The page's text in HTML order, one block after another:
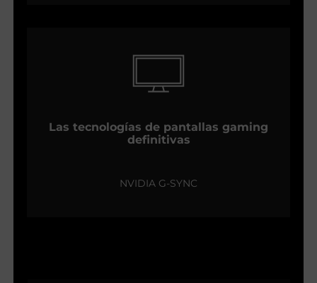
Las tecnologías de pantallas gaming
definitivas
NVIDIA G-SYNC